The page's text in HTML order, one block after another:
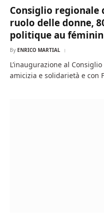
Consiglio regionale
ruolo delle donne,
politique au féminin
By ENRICO MARTIAL
L’inaugurazione al
amicizia e solidarietà e con